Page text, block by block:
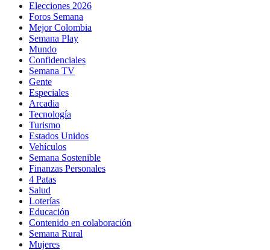
Elecciones 2026
Foros Semana
Mejor Colombia
Semana Play
Mundo
Confidenciales
Semana TV
Gente
Especiales
Arcadia
Tecnología
Turismo
Estados Unidos
Vehículos
Semana Sostenible
Finanzas Personales
4 Patas
Salud
Loterías
Educación
Contenido en colaboración
Semana Rural
Mujeres